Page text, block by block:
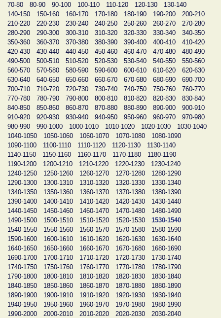
70-80
80-90 90-100 100-110 110-120 120-130
130-140
140-150
150-160 160-170 170-180 180-190 190-200
200-210
210-220
220-230 230-240 240-250 250-260 260-270
270-280
280-290
290-300 300-310 310-320 320-330 330-340
340-350
350-360
360-370 370-380 380-390 390-400 400-410
410-420
420-430
430-440 440-450 450-460 460-470 470-480
480-490
490-500
500-510 510-520 520-530 530-540 540-550
550-560
560-570
570-580 580-590 590-600 600-610 610-620
620-630
630-640
640-650 650-660 660-670 670-680 680-690
690-700
700-710
710-720 720-730 730-740 740-750 750-760
760-770
770-780
780-790 790-800 800-810 810-820 820-830
830-840
840-850
850-860 860-870 870-880 880-890 890-900
900-910
910-920
920-930 930-940 940-950 950-960 960-970
970-980
980-990
990-1000 1000-1010 1010-1020 1020-1030
1030-1040
1040-1050
1050-1060 1060-1070 1070-1080
1080-1090
1090-1100
1100-1110 1110-1120 1120-1130
1130-1140
1140-1150
1150-1160 1160-1170 1170-1180
1180-1190
1190-1200
1200-1210 1210-1220 1220-1230
1230-1240
1240-1250
1250-1260 1260-1270 1270-1280
1280-1290
1290-1300
1300-1310 1310-1320 1320-1330
1330-1340
1340-1350
1350-1360 1360-1370 1370-1380
1380-1390
1390-1400
1400-1410 1410-1420 1420-1430
1430-1440
1440-1450
1450-1460 1460-1470 1470-1480
1480-1490
1490-1500
1500-1510 1510-1520 1520-1530
1530-1540
1540-1550
1550-1560 1560-1570 1570-1580
1580-1590
1590-1600
1600-1610 1610-1620 1620-1630
1630-1640
1640-1650
1650-1660 1660-1670 1670-1680
1680-1690
1690-1700
1700-1710 1710-1720 1720-1730
1730-1740
1740-1750
1750-1760 1760-1770 1770-1780
1780-1790
1790-1800
1800-1810 1810-1820 1820-1830
1830-1840
1840-1850
1850-1860 1860-1870 1870-1880
1880-1890
1890-1900
1900-1910 1910-1920 1920-1930
1930-1940
1940-1950
1950-1960 1960-1970 1970-1980
1980-1990
1990-2000
2000-2010 2010-2020 2020-2030
2030-2040